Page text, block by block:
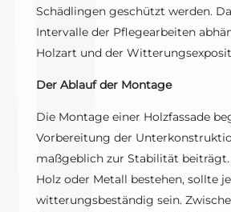
Schädlingen geschützt werden.
Intervalle der Pflegearbeiten
Holzart und der
Der Ablauf der Montage
Die Montage einer Holzfassade
Vorbereitung der
maßgeblich zur Stabilität beiträgt.
Holz oder Metall bestehen, sollte
witterungsbeständig sein.